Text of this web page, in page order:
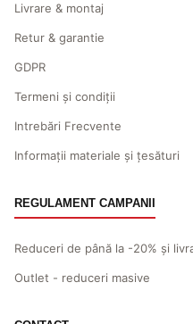
Livrare & montaj
Retur & garantie
GDPR
Termeni și condiții
Intrebări Frecvente
Informații materiale și țesături
REGULAMENT CAMPANII
Reduceri de până la -20% și
Outlet - reduceri masive